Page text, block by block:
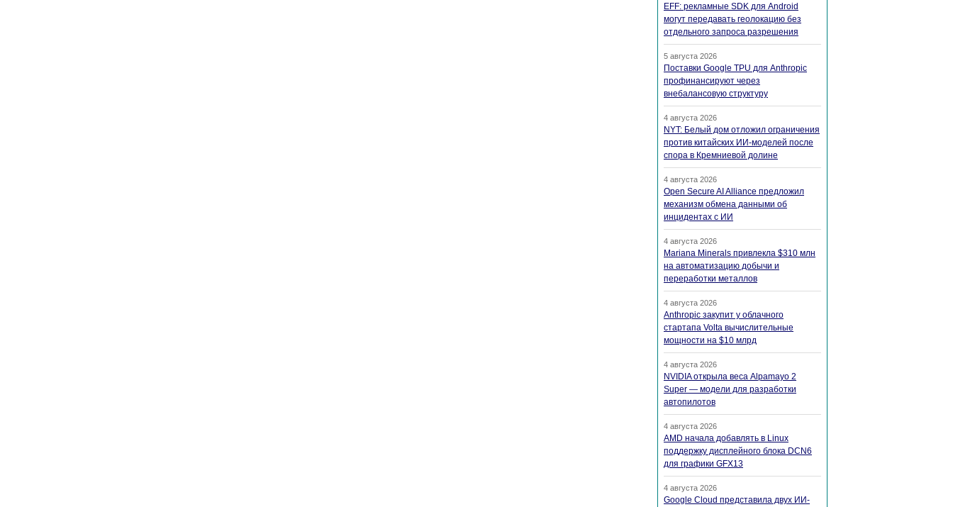
EFF: рекламные SDK для Android
могут передавать геолокацию без
отдельного запроса разрешения
5 августа 2026
Поставки Google TPU для Anthropic
профинансируют через
внебалансовую структуру
4 августа 2026
NYT: Белый дом отложил ограничения
против китайских ИИ-моделей после
спора в Кремниевой долине
4 августа 2026
Open Secure AI Alliance предложил
механизм обмена данными об
инцидентах с ИИ
4 августа 2026
Mariana Minerals привлекла $310 млн
на автоматизацию добычи и
переработки металлов
4 августа 2026
Anthropic закупит у облачного
стартапа Volta вычислительные
мощности на $10 млрд
4 августа 2026
NVIDIA открыла веса Alpamayo 2
Super — модели для разработки
автопилотов
4 августа 2026
AMD начала добавлять в Linux
поддержку дисплейного блока DCN6
для графики GFX13
4 августа 2026
Google Cloud представила двух ИИ-